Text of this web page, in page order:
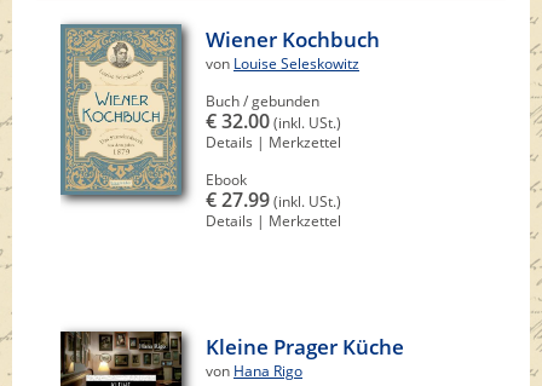
Wiener Kochbuch
von Louise Seleskowitz
Buch / gebunden
€ 32.00 (inkl. USt.)
Details | Merkzettel
Ebook
€ 27.99 (inkl. USt.)
Details | Merkzettel
Kleine Prager Küche
von Hana Rigo